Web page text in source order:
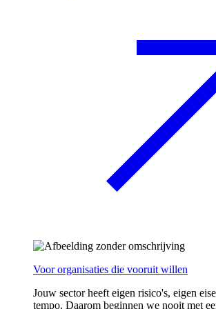
Voor organisaties die vooruit willen
Jouw sector heeft eigen risico's, eigen
tempo. Daarom beginnen we nooit met